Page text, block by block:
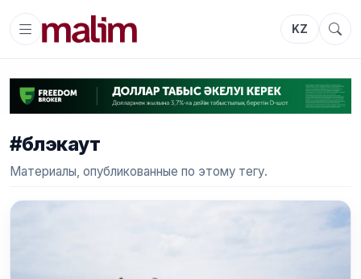
KZ
#блэкаут
Материалы, опубликованные по этому тегу.